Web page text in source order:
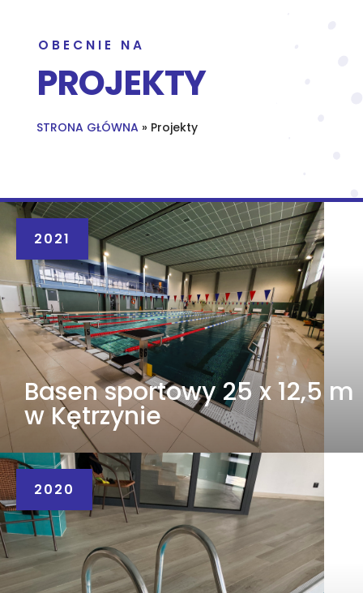
OBECNIE NA
PROJEKTY
STRONA GŁÓWNA» Projekty
Basen sportowy 25 x 12,5 m
w Kętrzynie
2021
2020